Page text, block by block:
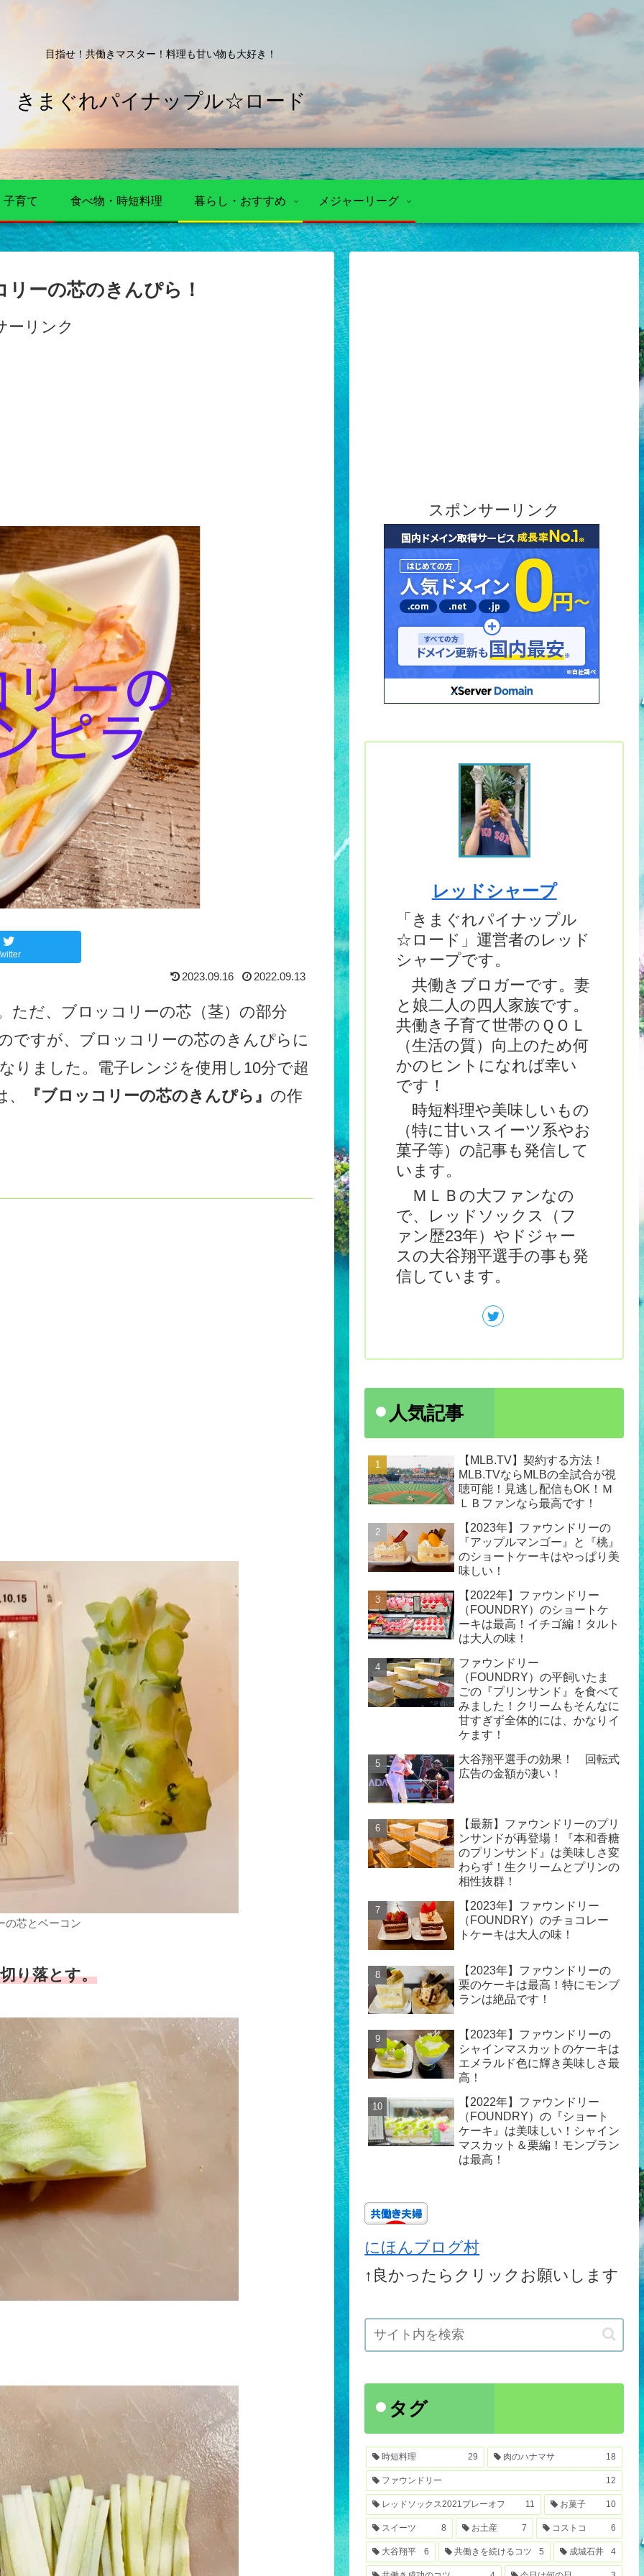
目指せ！共働きマスター！料理も甘い物も大好き！
きまぐれパイナップル☆ロード
育て 食べ物・時短料理 暮らし・おすすめ メジャーリーグ
ーの芯のきんぴら！
ーリンク
2023.09.16 2022.09.13
ただ、ブロッコリーの芯（茎）の部分
ですが、ブロッコリーの芯のきんぴらに
りました。電子レンジを使用し10分で超
『ブロッコリーの芯のきんぴら』 の作
の芯とベーコン
り落とす。
スポンサーリンク
レッドシャープ
「きまぐれパイナップル
☆ロード」運営者のレッド
シャープです。
共働きブロガーです。妻
と娘二人の四人家族です。
共働き子育て世帯のＱＯＬ
（生活の質）向上のため何
かのヒントになれば幸い
です！
時短料理や美味しいもの
（特に甘いスイーツ系やお
菓子等）の記事も発信して
います。
ＭＬＢの大ファンなの
で、レッドソックス（フ
ァン歴23年）やドジャー
スの大谷翔平選手の事も発
信しています。
人気記事
【MLB.TV】契約する方法！
MLB.TVならMLBの全試合が視
聴可能！見逃し配信もOK！Ｍ
ＬＢファンなら最高です！
【2023年】ファウンドリーの
『アップルマンゴー』と『桃』
のショートケーキはやっぱり美
味しい！
【2022年】ファウンドリー
（FOUNDRY）のショートケ
ーキは最高！イチゴ編！タルト
は大人の味！
ファウンドリー
（FOUNDRY）の平飼いたま
ごの『プリンサンド』を食べて
みました！クリームもそんなに
甘すぎず全体的には、かなりイ
ケます！
大谷翔平選手の効果！ 回転式
広告の金額が凄い！
【最新】ファウンドリーのプリ
ンサンドが再登場！『本和香糖
のプリンサンド』は美味しさ変
わらず！生クリームとプリンの
相性抜群！
【2023年】ファウンドリー
（FOUNDRY）のチョコレー
トケーキは大人の味！
【2023年】ファウンドリーの
栗のケーキは最高！特にモンブ
ランは絶品です！
【2023年】ファウンドリーの
シャインマスカットのケーキは
エメラルド色に輝き美味しさ最
高！
【2022年】ファウンドリー
（FOUNDRY）の『ショート
ケーキ』は美味しい！シャイン
マスカット＆栗編！モンブラン
は最高！
にほんブログ村
↑良かったらクリックお願いします
タグ
時短料理 29 肉のハナマサ 18
ファウンドリー 12
レッドソックス2021プレーオフ 11 お菓子 10
スイーツ 8 お土産 7 コストコ 6
大谷翔平 6 共働きを続けるコツ 5 成城石井 4